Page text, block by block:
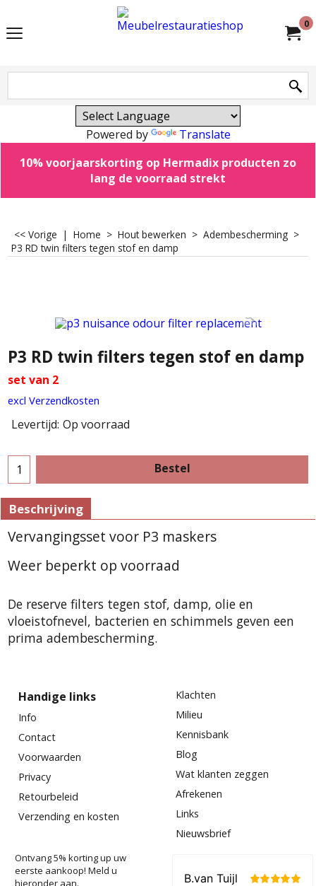
0
Powered by
Translate
10% voorjaarskorting op Hermadix producten zo
lang de voorraad strekt
<< Vorige | Home > Hout bewerken > Adembescherming >
P3 RD twin filters tegen stof en damp
P3 RD twin filters tegen stof en damp
set van 2
excl Verzendkosten
Levertijd: Op voorraad
Bestel
Beschrijving
Vervangingsset voor P3 maskers
Weer beperkt op voorraad
De reserve filters tegen stof, damp, olie en
vloeistofnevel, bacterien en schimmels geven een
prima adembescherming.
Handige links
Info
Contact
Voorwaarden
Privacy
Retourbeleid
Verzending en kosten
Klachten
Milieu
Kennisbank
Blog
Wat klanten zeggen
Afrekenen
Links
Nieuwsbrief
Ontvang 5% korting up uw
eerste aankoop! Meld u